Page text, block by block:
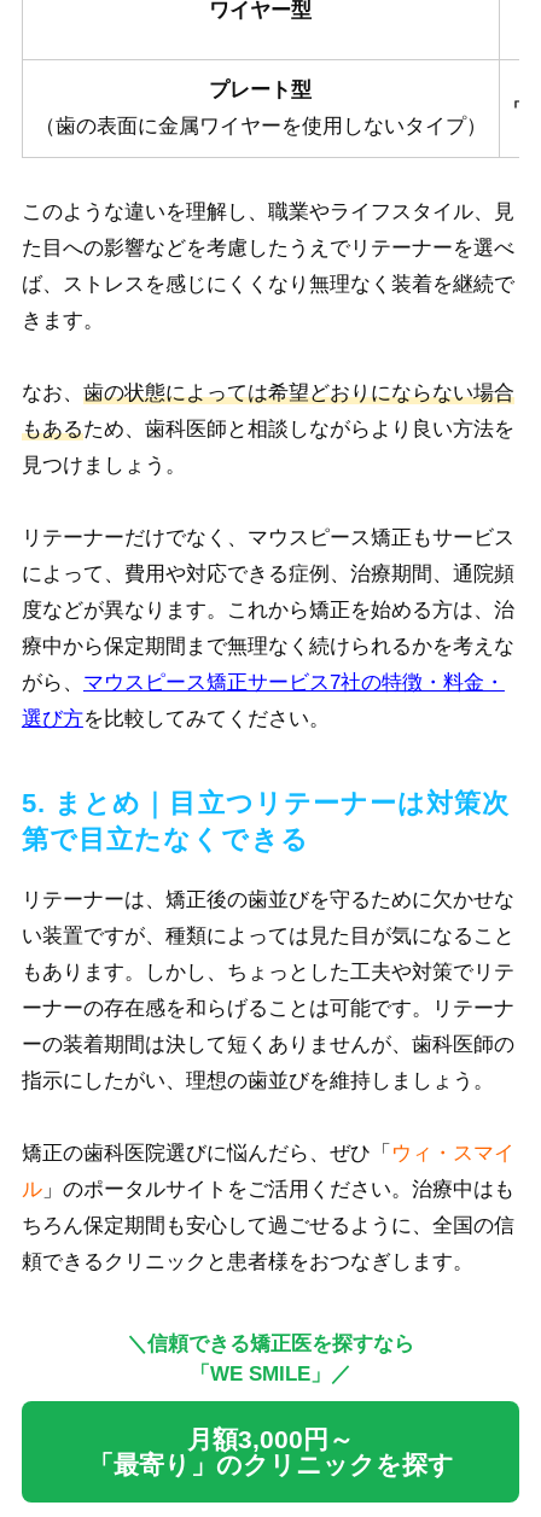
ワイヤー型
プレート型
（歯の表面に金属ワイヤーを使用しないタイプ）
ワ
このような違いを理解し、職業やライフスタイル、見
た目への影響などを考慮したうえでリテーナーを選べ
ば、ストレスを感じにくくなり無理なく装着を継続で
きます。
なお、 歯の状態によっては希望どおりにならない場合
もあるため、歯科医師と相談しながらより良い方法を
見つけましょう。
リテーナーだけでなく、マウスピース矯正もサービス
によって、費用や対応できる症例、治療期間、通院頻
度などが異なります。これから矯正を始める方は、治
療中から保定期間まで無理なく続けられるかを考えな
がら、 マウスピース矯正サービス7社の特徴・料金・
選び方を比較してみてください。
5. まとめ｜目立つリテーナーは対策次
第で目立たなくできる
リテーナーは、矯正後の歯並びを守るために欠かせな
い装置ですが、種類によっては見た目が気になること
もあります。しかし、ちょっとした工夫や対策でリテ
ーナーの存在感を和らげることは可能です。リテーナ
ーの装着期間は決して短くありませんが、歯科医師の
指示にしたがい、理想の歯並びを維持しましょう。
矯正の歯科医院選びに悩んだら、ぜひ「 ウィ・スマイ
ル」のポータルサイトをご活用ください。治療中はも
ちろん保定期間も安心して過ごせるように、全国の信
頼できるクリニックと患者様をおつなぎします。
＼信頼できる矯正医を探すなら
「WE SMILE」／
月額3,000円～
「最寄り」のクリニックを探す